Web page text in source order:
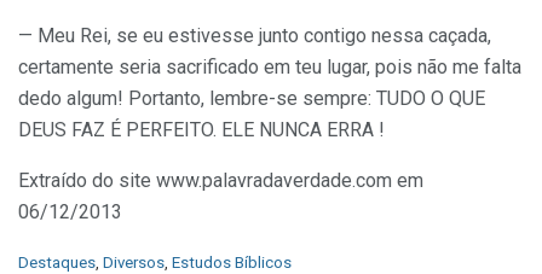
— Meu Rei, se eu estivesse junto contigo nessa caçada,
certamente seria sacrificado em teu lugar, pois não me falta
dedo algum! Portanto, lembre-se sempre: TUDO O QUE
DEUS FAZ É PERFEITO. ELE NUNCA ERRA !
Extraído do site www.palavradaverdade.com em
06/12/2013
C
Destaques Diversos Estudos Bíblicos